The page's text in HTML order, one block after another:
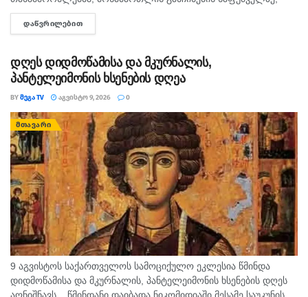
ყაჩაღობის ბრალდებით, წარსულში სხვადასხვა
დანაშაულისთვის ნასამართლევი პირი დააკავეს. ინფორმაციას
რომ...
ᲓᲐᲬᲕᲠᲘᲚᲔᲑᲘᲗ
დღეს დიდმოწამისა და მკურნალის,
პანტელეიმონის ხსენების დღეა
BYᲛᲔᲒᲐ TV ᲐᲒᲕᲘᲡᲢᲝ 9, 2026 0
ᲛᲗᲐᲕᲐᲠᲘ
9 აგვისტოს საქართველოს სამოციქულო ეკლესია წმინდა
დიდმოწამისა და მკურნალის, პანტელეიმონის ხსენების დღეს